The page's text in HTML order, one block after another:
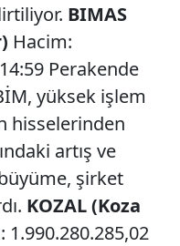
BIMAS
Hacim:
Perakende
yüksek işlem
hisselerinden
artış ve
şirket
KOZAL (Koza
1.990.280.285,02